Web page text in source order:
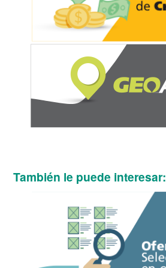
También le puede interesar: